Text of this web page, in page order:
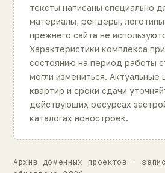
тексты написаны специально
материалы, рендеры,
прежнего сайта не
Характеристики комплекса
состоянию на период работы
могли измениться. Актуальные
квартир и сроки сдачи
действующих ресурсах
каталогах новостроек.
Архив доменных проектов ·